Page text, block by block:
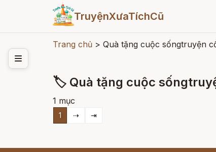
TruyệnXưaTíchCũ
Trang chủ > Quà tặng cuộc sốngtruyện
🏷 Quà tặng cuộc
1 mục
1 ⇢ ⇥